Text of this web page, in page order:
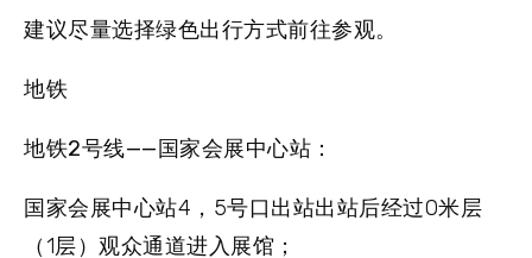
建议尽量选择绿色出行方式前往参观。
地铁
地铁2号线——国家会展中心站 ：
国家会展中心站4，5号口出站出站后经过0米层
（1层）观众通道进入展馆；